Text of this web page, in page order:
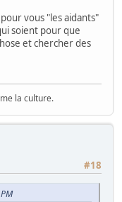
vous "les aidants"
soient pour que
et chercher des
la culture.
#18